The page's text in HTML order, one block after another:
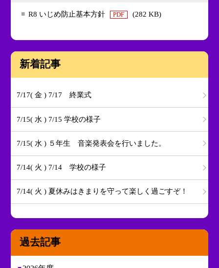
R8 いじめ防止基本方針 PDF (282 KB)
新着記事
7/17( 金 ) 7/17 終業式
7/15( 水 ) 7/15 学校の様子
7/15( 水 ) ５年生 音楽発表会を行いました。
7/14( 火 ) 7/14 学校の様子
7/14( 火 ) 夏休みはきまりを守って楽しく過ごすぞ！
過去記事